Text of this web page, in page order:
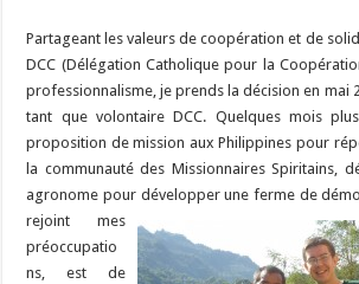
Partageant les valeurs de coopération et de
DCC (Délégation Catholique pour la
professionnalisme, je prends la décision en mai
tant que volontaire DCC. Quelques mois
proposition de mission aux Philippines pour
la communauté des Missionnaires Spiritains,
agronome pour développer une ferme de
rejoint mes
préoccupatio
ns, est de